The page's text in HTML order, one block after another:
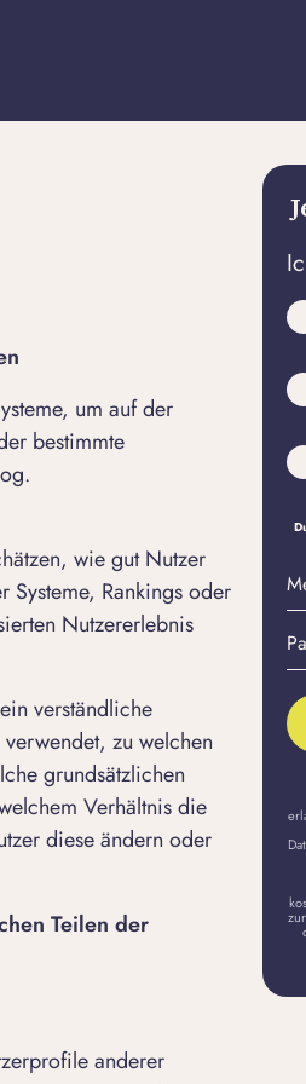
um auf der
bestimmte
wie gut Nutzer
Systeme, Rankings oder
Nutzererlebnis
verständliche
zu welchen
grundsätzlichen
Verhältnis die
diese ändern oder
Teilen der
anderer
E-